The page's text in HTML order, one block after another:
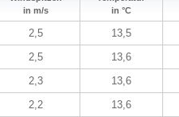
in m/s
in °C
2,5 13,5
2,5 13,6
2,3 13,6
2,2 13,6